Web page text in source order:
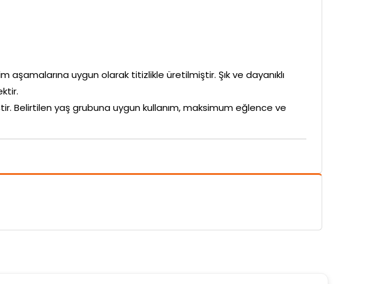
aşamalarına uygun olarak titizlikle üretilmiştir. Şık ve dayanıklı
Belirtilen yaş grubuna uygun kullanım, maksimum eğlence ve